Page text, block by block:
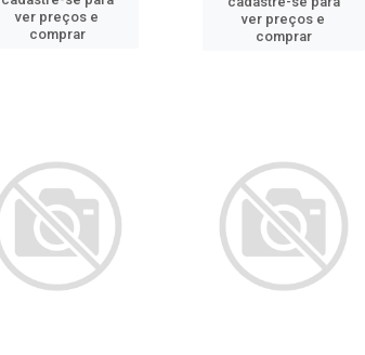
ver preços e
comprar
ver preços e
comprar